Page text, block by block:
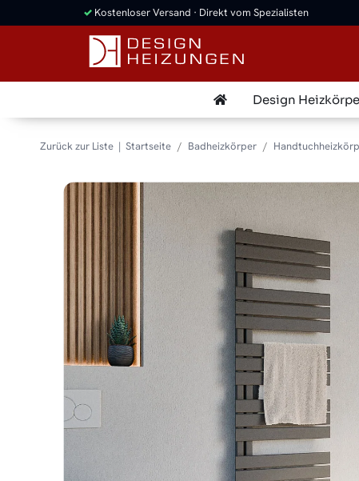
✓ Kostenloser Versand · Direkt vom Spezialisten
Design
Zurück zur Liste Startseite Badheizkörper